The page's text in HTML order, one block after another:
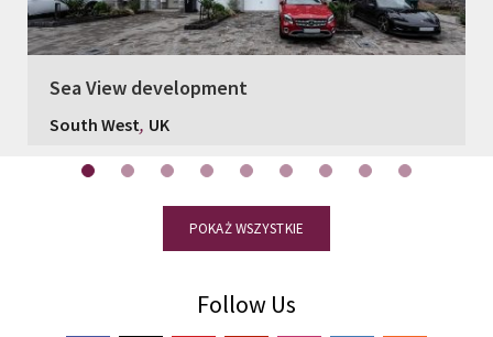
Sea View development
South West, UK
POKAŻ WSZYSTKIE
Follow Us